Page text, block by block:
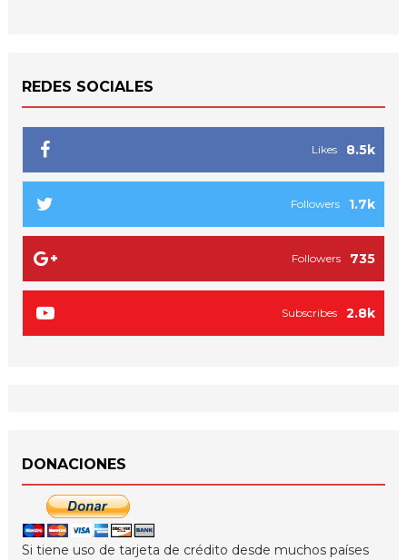
REDES SOCIALES
8.5k
Likes
1.7k
Followers
735
Followers
2.8k
Subscribes
DONACIONES
Si tiene uso de tarjeta de crédito desde muchos países